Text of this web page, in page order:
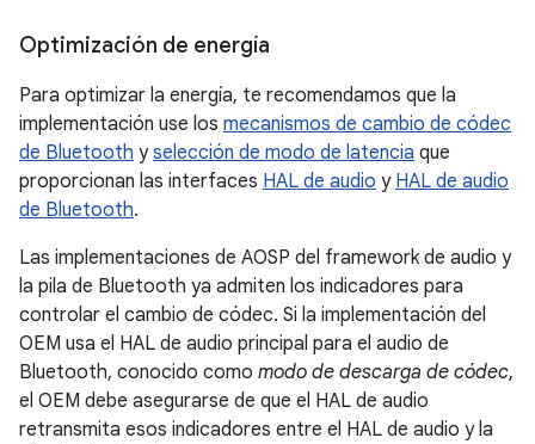
Optimización de energía
Para optimizar la energía, te recomendamos que la
implementación use los mecanismos de cambio de códec
de Bluetooth yselección de modo de latencia que
proporcionan las interfaces HAL de audio y HAL de audio
de Bluetooth.
Las implementaciones de AOSP del framework de audio y
la pila de Bluetooth ya admiten los indicadores para
controlar el cambio de códec. Si la implementación del
OEM usa el HAL de audio principal para el audio de
Bluetooth, conocido como modo de descarga de códec,
el OEM debe asegurarse de que el HAL de audio
retransmita esos indicadores entre el HAL de audio y la